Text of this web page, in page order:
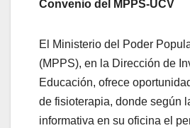
Convenio del MPPS-UCV
El Ministerio del Poder
(MPPS), en la Dirección de
Educación, ofrece
de fisioterapia, donde según
informativa en su oficina el